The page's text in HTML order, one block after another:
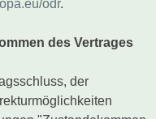
odr.
des Vertrages
der